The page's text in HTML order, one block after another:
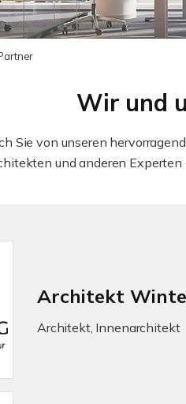
Wir und
Sie von unseren
und anderen
Architekt
Architekt, Innenarchitekt